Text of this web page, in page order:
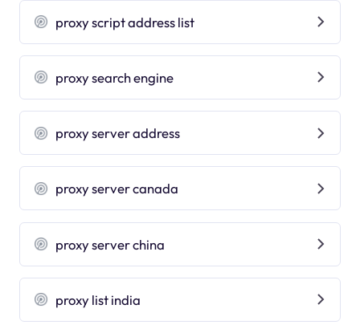
proxy script address list
proxy search engine
proxy server address
proxy server canada
proxy server china
proxy list india